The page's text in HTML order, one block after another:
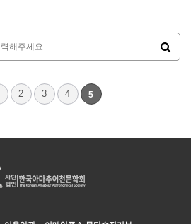
2 3 4 5